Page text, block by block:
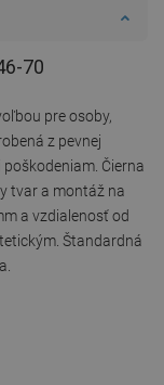
70
pre osoby,
z pevnej
Čierna
tvar a montáž na
a vzdialenosť od
Štandardná